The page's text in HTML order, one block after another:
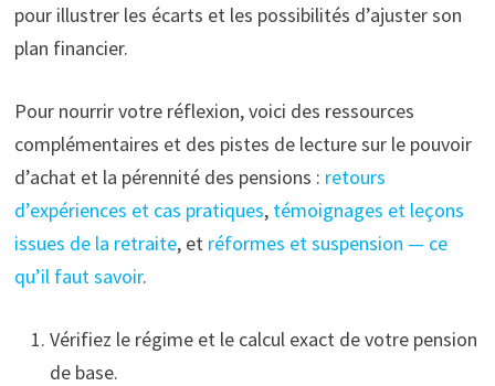
pour illustrer les écarts et les possibilités d’ajuster son
plan financier.
Pour nourrir votre réflexion, voici des ressources
complémentaires et des pistes de lecture sur le pouvoir
d’achat et la pérennité des pensions : retours
d’expériences et cas pratiques, témoignages et leçons
issues de la retraite, et réformes et suspension — ce
qu’il faut savoir.
Vérifiez le régime et le calcul exact de votre pension
de base.